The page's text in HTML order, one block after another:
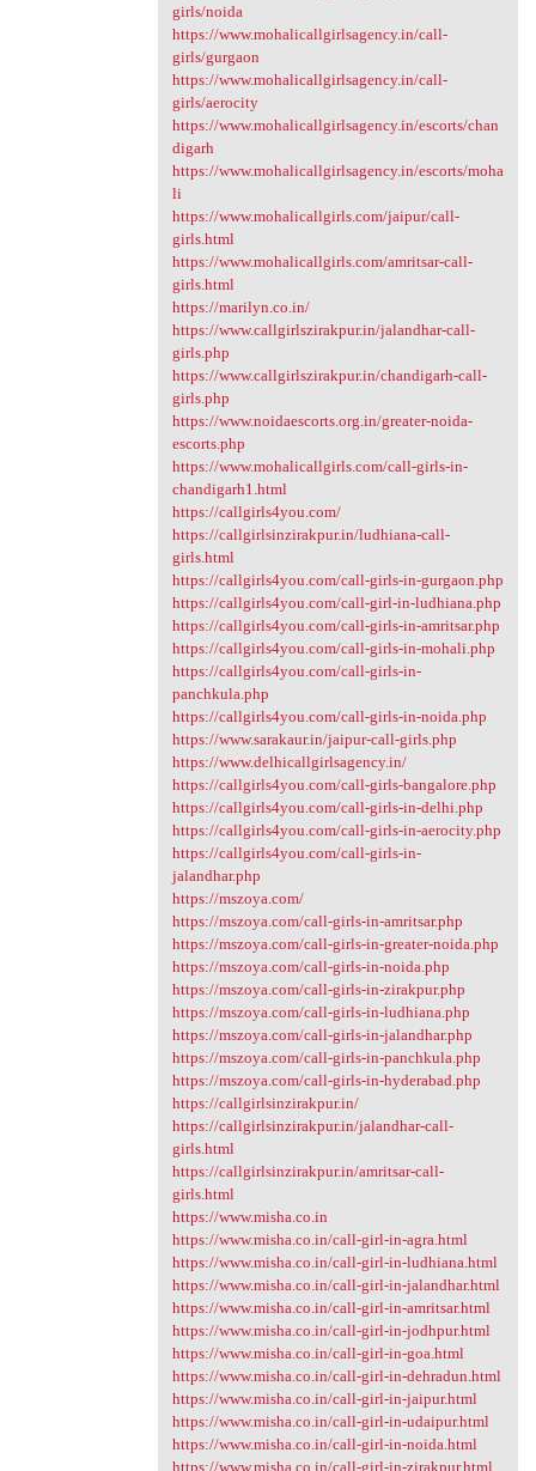
girls/noida
https://www.mohalicallgirlsagency.in/call-
girls/gurgaon
https://www.mohalicallgirlsagency.in/call-
girls/aerocity
https://www.mohalicallgirlsagency.in/escorts/chan
digarh
https://www.mohalicallgirlsagency.in/escorts/moha
li
https://www.mohalicallgirls.com/jaipur/call-
girls.html
https://www.mohalicallgirls.com/amritsar-call-
girls.html
https://marilyn.co.in/
https://www.callgirlszirakpur.in/jalandhar-call-
girls.php
https://www.callgirlszirakpur.in/chandigarh-call-
girls.php
https://www.noidaescorts.org.in/greater-noida-
escorts.php
https://www.mohalicallgirls.com/call-girls-in-
chandigarh1.html
https://callgirls4you.com/
https://callgirlsinzirakpur.in/ludhiana-call-
girls.html
https://callgirls4you.com/call-girls-in-gurgaon.php
https://callgirls4you.com/call-girl-in-ludhiana.php
https://callgirls4you.com/call-girls-in-amritsar.php
https://callgirls4you.com/call-girls-in-mohali.php
https://callgirls4you.com/call-girls-in-
panchkula.php
https://callgirls4you.com/call-girls-in-noida.php
https://www.sarakaur.in/jaipur-call-girls.php
https://www.delhicallgirlsagency.in/
https://callgirls4you.com/call-girls-bangalore.php
https://callgirls4you.com/call-girls-in-delhi.php
https://callgirls4you.com/call-girls-in-aerocity.php
https://callgirls4you.com/call-girls-in-
jalandhar.php
https://mszoya.com/
https://mszoya.com/call-girls-in-amritsar.php
https://mszoya.com/call-girls-in-greater-noida.php
https://mszoya.com/call-girls-in-noida.php
https://mszoya.com/call-girls-in-zirakpur.php
https://mszoya.com/call-girls-in-ludhiana.php
https://mszoya.com/call-girls-in-jalandhar.php
https://mszoya.com/call-girls-in-panchkula.php
https://mszoya.com/call-girls-in-hyderabad.php
https://callgirlsinzirakpur.in/
https://callgirlsinzirakpur.in/jalandhar-call-
girls.html
https://callgirlsinzirakpur.in/amritsar-call-
girls.html
https://www.misha.co.in
https://www.misha.co.in/call-girl-in-agra.html
https://www.misha.co.in/call-girl-in-ludhiana.html
https://www.misha.co.in/call-girl-in-jalandhar.html
https://www.misha.co.in/call-girl-in-amritsar.html
https://www.misha.co.in/call-girl-in-jodhpur.html
https://www.misha.co.in/call-girl-in-goa.html
https://www.misha.co.in/call-girl-in-dehradun.html
https://www.misha.co.in/call-girl-in-jaipur.html
https://www.misha.co.in/call-girl-in-udaipur.html
https://www.misha.co.in/call-girl-in-noida.html
https://www.misha.co.in/call-girl-in-zirakpur.html